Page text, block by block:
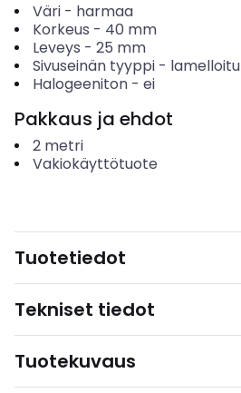
Väri- harmaa
Korkeus - 40 mm
Leveys - 25 mm
Sivuseinän tyyppi- lamelloitu
Halogeeniton- ei
Pakkaus ja ehdot
2 metri
Vakiokäyttötuote
Tuotetiedot
Tekniset tiedot
Tuotekuvaus